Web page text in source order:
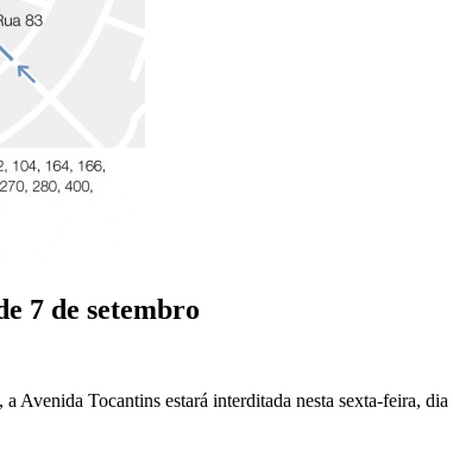
7 de setembro
Avenida Tocantins estará interditada nesta sexta-feira,